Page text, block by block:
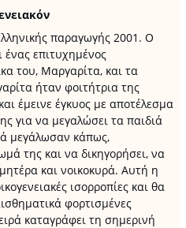
παραγωγής 2001. Ο
ένας επιτυχημένος
του, Μαργαρίτα, και τα
ήταν φοιτήτρια της
έμεινε έγκυος με αποτέλεσμα
για να μεγαλώσει τα παιδιά
μεγάλωσαν κάπως,
της και να δικηγορήσει, να
και νοικοκυρά. Αυτή η
ισορροπίες και θα
φορτισμένες
καταγράφει τη σημερινή